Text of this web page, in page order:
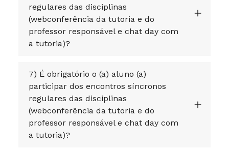
regulares das disciplinas
(webconferência da tutoria e do
professor responsável e chat day com
a tutoria)?
7) É obrigatório o (a) aluno (a)
participar dos encontros síncronos
regulares das disciplinas
(webconferência da tutoria e do
professor responsável e chat day com
a tutoria)?